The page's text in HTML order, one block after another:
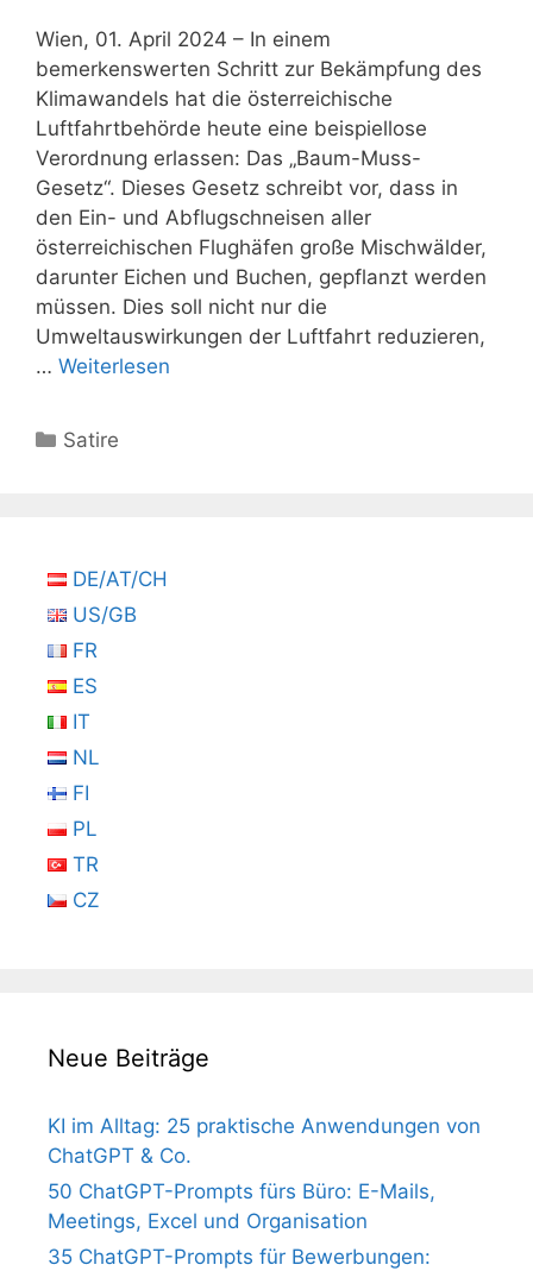
Wien, 01. April 2024 – In einem
bemerkenswerten Schritt zur Bekämpfung des
Klimawandels hat die österreichische
Luftfahrtbehörde heute eine beispiellose
Verordnung erlassen: Das „Baum-Muss-
Gesetz“. Dieses Gesetz schreibt vor, dass in
den Ein- und Abflugschneisen aller
österreichischen Flughäfen große Mischwälder,
darunter Eichen und Buchen, gepflanzt werden
müssen. Dies soll nicht nur die
Umweltauswirkungen der Luftfahrt reduzieren,
… Weiterlesen
Kategorien
Satire
DE/AT/CH
US/GB
FR
ES
IT
NL
FI
PL
TR
CZ
Neue Beiträge
KI im Alltag: 25 praktische Anwendungen von
ChatGPT & Co.
50 ChatGPT-Prompts fürs Büro: E-Mails,
Meetings, Excel und Organisation
35 ChatGPT-Prompts für Bewerbungen: